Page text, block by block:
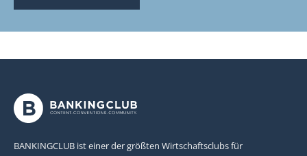
BANKINGCLUB ist einer der größten Wirtschaftsclubs für